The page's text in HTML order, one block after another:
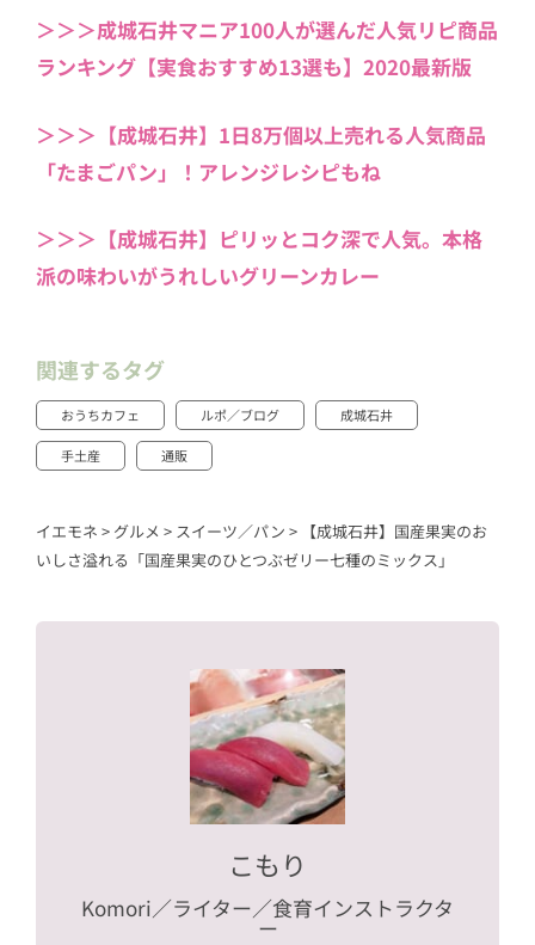
＞＞＞成城石井マニア100人が選んだ人気リピ商品
ランキング【実食おすすめ13選も】2020最新版
＞＞＞【成城石井】1日8万個以上売れる人気商品
「たまごパン」！アレンジレシピもね
＞＞＞【成城石井】ピリッとコク深で人気。本格
派の味わいがうれしいグリーンカレー
関連するタグ
おうちカフェ ルポ／ブログ 成城石井
手土産 通販
イエモネ > グルメ > スイーツ／パン > 【成城石井】国産果実のお
いしさ溢れる「国産果実のひとつぶゼリー七種のミックス」
こもり
Komori／ライター／食育インストラクタ
ー